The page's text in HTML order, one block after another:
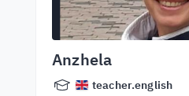
Anzhela
teacher.english